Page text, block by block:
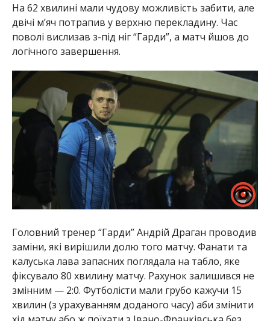
На 62 хвилині мали чудову можливість забити, але
двічі м’яч потрапив у верхню перекладину. Час
поволі вислизав з-під ніг “Гарди”, а матч йшов до
логічного завершення.
Головний тренер “Гарди” Андрій Драган проводив
заміни, які вирішили долю того матчу. Фанати та
калуська лава запасних поглядала на табло, яке
фіксувало 80 хвилину матчу. Рахунок залишився не
змінним — 2:0. Футболісти мали грубо кажучи 15
хвилин (з урахуванням доданого часу) аби змінити